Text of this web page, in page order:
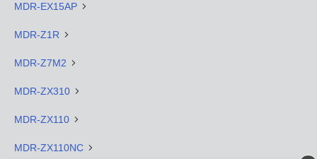
MDR-EX15AP
MDR-Z1R
MDR-Z7M2
MDR-ZX310
MDR-ZX110
MDR-ZX110NC